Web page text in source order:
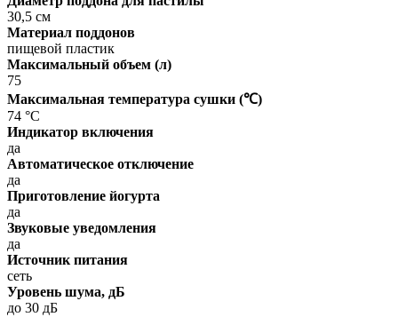
30,5 см
Материал поддонов
пищевой пластик
Максимальный объем (л)
75
Максимальная температура сушки (℃)
74 °C
Индикатор включения
да
Автоматическое отключение
да
Приготовление йогурта
да
Звуковые уведомления
да
Источник питания
сеть
Уровень шума, дБ
до 30 дБ